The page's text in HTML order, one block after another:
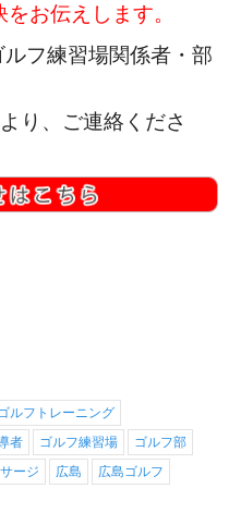
お伝えします。
フ練習場関係者・部
り、ご連絡くださ
ルフトレーニング
者 ゴルフ練習場
ゴルフ部
ージ 広島
広島ゴルフ